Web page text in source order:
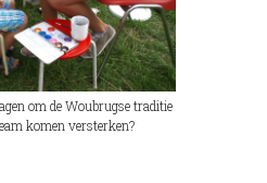
om de Woubrugse traditie
komen versterken?